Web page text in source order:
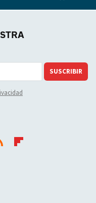
SUSCRIBIR